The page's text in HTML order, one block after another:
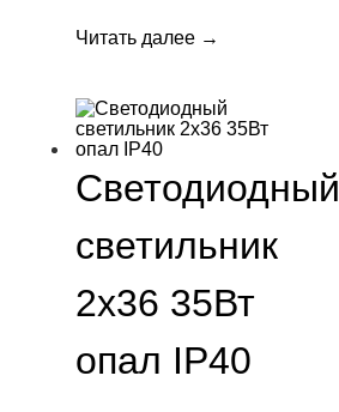
Читать далее →
Светодиодный
светильник
2х36 35Вт
опал IP40